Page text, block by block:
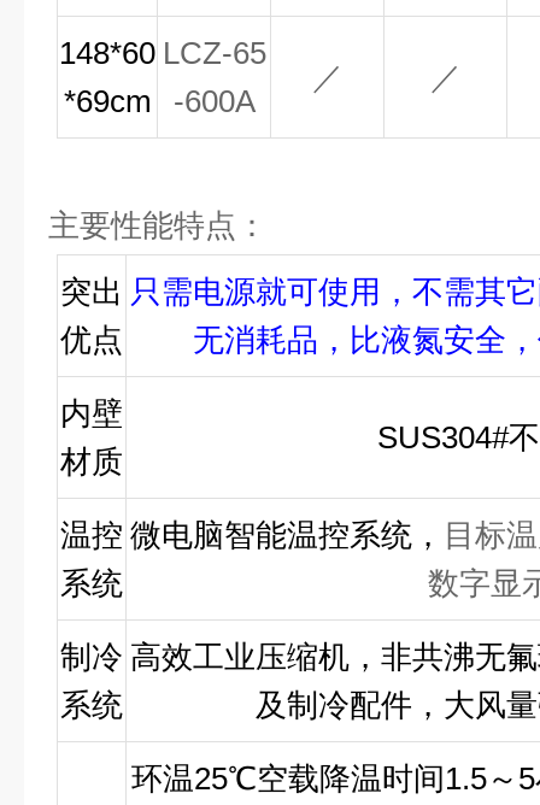
148*60
*69cm
LCZ-65
-600A
／ ／
主要性能特点：
突出
优点
只需电源就可使用，不需其
无消耗品，比液氮安全
内壁
材质
SUS304#
温控
系统
微电脑智能温控系统， 目标
数字显
制冷
系统
高效工业压缩机，非共沸无
及制冷配件，大风
环温25℃空载降温时间1.5～